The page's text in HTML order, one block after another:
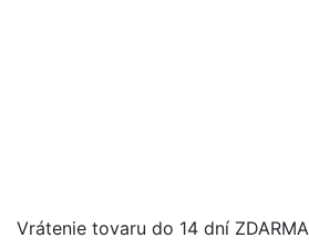
Vrátenie tovaru do 14 dní ZDARMA